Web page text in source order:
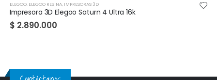
CREALITY,ENDER SERIE,IMPRESORAS 3D
Creality Ender 5 Plus
$2.480.000